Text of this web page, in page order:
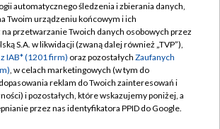
TVP
TVP
Cyfrowa
Regulamin TVP
Polityka prywatności
Moje zgody
Pomoc
automatycznego śledzenia i zbierania danych,
Twoim urządzeniu końcowym i ich
przetwarzanie Twoich danych osobowych przez
S.A. w likwidacji (zwaną dalej również „TVP”),
IAB* (1201 firm) oraz pozostałych Zaufanych
, w celach marketingowych (w tym do
reklam do Twoich zainteresowań i
i pozostałych, które wskazujemy poniżej, a
przez nas identyfikatora PPID do Google.